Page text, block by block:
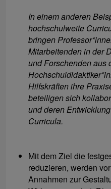
In einem anderen
hochschulweite
bringen
Mitarbeitenden in der
und Forschenden aus
Hilfskräften ihre
beteiligen sich
und deren
Curricula.
Mit dem Ziel die
reduzieren, werden
Annahmen zur